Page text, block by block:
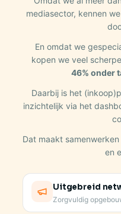
mediasector, kennen
En omdat we
kopen we veel
46% onder
Daarbij is het
inzichtelijk via het
Dat maakt
en
Uitgebreid
Zorgvuldig